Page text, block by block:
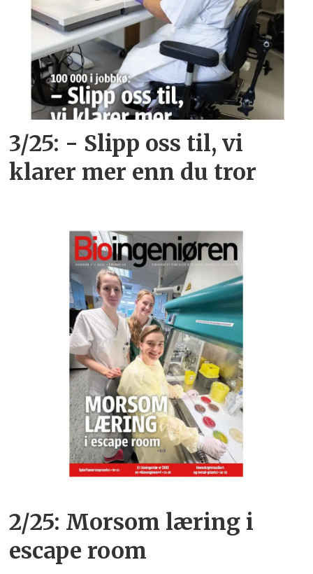
3/25: - Slipp oss til, vi
klarer mer enn du tror
2/25: Morsom læring i
escape room